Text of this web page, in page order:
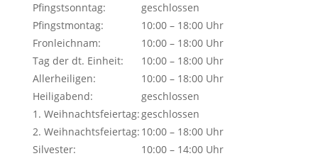
Pfingstsonntag:
geschlossen
Pfingstmontag:
10:00 – 18:00 Uhr
Fronleichnam:
10:00 – 18:00 Uhr
Tag der dt. Einheit:
10:00 – 18:00 Uhr
Allerheiligen:
10:00 – 18:00 Uhr
Heiligabend:
geschlossen
1. Weihnachtsfeiertag:geschlossen
2. Weihnachtsfeiertag: 10:00 – 18:00 Uhr
Silvester:
10:00 – 14:00 Uhr